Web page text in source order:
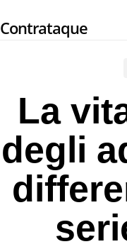
to
Contrataque
La
degli